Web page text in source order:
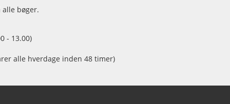
bøger.
- 13.00)
alle hverdage inden 48 timer)